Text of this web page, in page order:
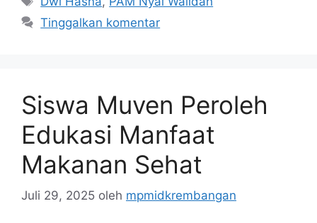
Tinggalkan komentar
Siswa Muven Peroleh
Edukasi Manfaat
Makanan Sehat
Juli 29, 2025 oleh mpmidkrembangan